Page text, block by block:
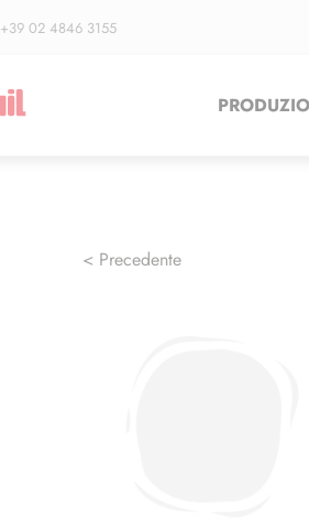
+39 02 4846 3155
< Precedente